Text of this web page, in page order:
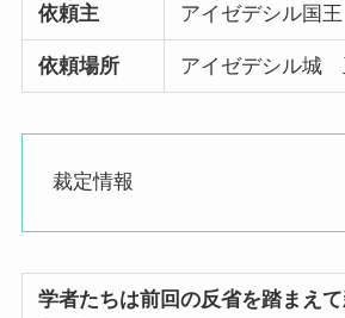
依頼主 アイゼデシル国王
依頼場所 アイゼデシル城
裁定情報
学者たちは前回の反省を踏まえ